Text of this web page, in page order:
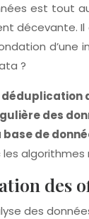
est tout
décevante.
d’une
?
des
de
des
des